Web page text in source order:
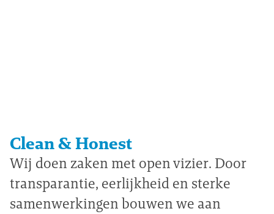
Clean & Honest
Wij doen zaken met open vizier. Door
transparantie, eerlijkheid en sterke
samenwerkingen bouwen we aan